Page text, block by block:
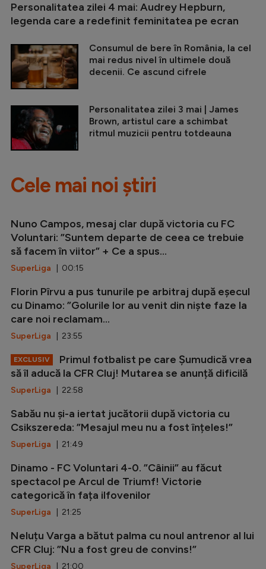
Personalitatea zilei 4 mai: Audrey Hepburn,
legenda care a redefinit feminitatea pe ecran
Consumul de bere în România, la cel
mai redus nivel în ultimele două
decenii. Ce ascund cifrele
Personalitatea zilei 3 mai | James
Brown, artistul care a schimbat
ritmul muzicii pentru totdeauna
Cele mai noi știri
Nuno Campos, mesaj clar după victoria cu FC
Voluntari: ”Suntem departe de ceea ce trebuie
să facem în viitor” + Ce a spus...
SuperLiga | 00:15
Florin Pîrvu a pus tunurile pe arbitraj după eșecul
cu Dinamo: ”Golurile lor au venit din niște faze la
care noi reclamam...
SuperLiga | 23:55
EXCLUSIV
Primul fotbalist pe care Șumudică vrea
să îl aducă la CFR Cluj! Mutarea se anunță dificilă
SuperLiga | 22:58
Sabău nu și-a iertat jucătorii după victoria cu
Csikszereda: ”Mesajul meu nu a fost înțeles!”
SuperLiga | 21:49
Dinamo - FC Voluntari 4-0. ”Câinii” au făcut
spectacol pe Arcul de Triumf! Victorie
categorică în fața ilfovenilor
SuperLiga | 21:25
Neluțu Varga a bătut palma cu noul antrenor al lui
CFR Cluj: ”Nu a fost greu de convins!”
SuperLiga | 21:00